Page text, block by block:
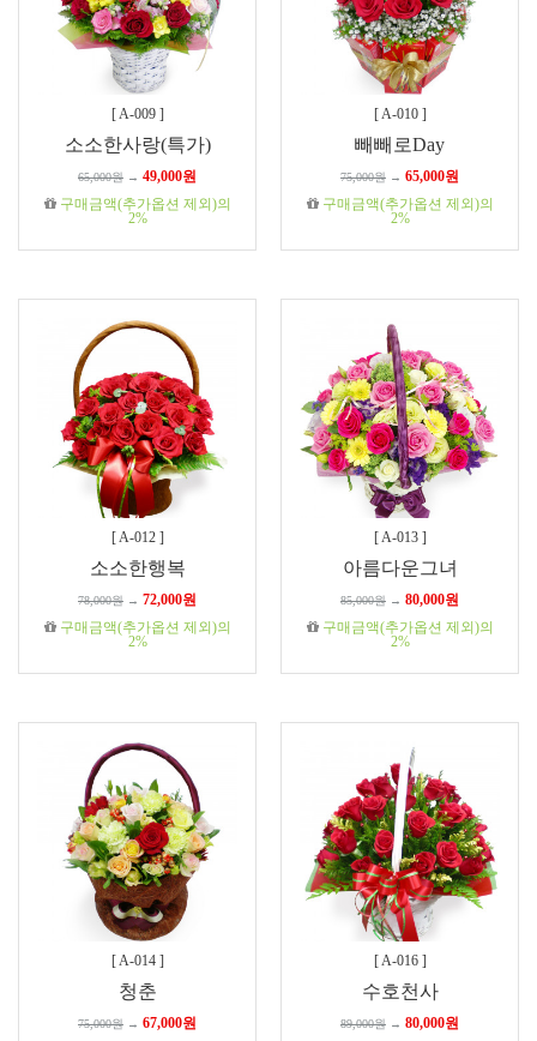
[A-009 ]
소소한사랑(특가)
65,000원 → 49,000원
구매금액(추가옵션 제외)의
2%
[A-010 ]
빼빼로Day
75,000원 → 65,000원
구매금액(추가옵션 제외)의
2%
[A-012 ]
소소한행복
78,000원 → 72,000원
구매금액(추가옵션 제외)의
2%
[A-013 ]
아름다운그녀
85,000원 → 80,000원
구매금액(추가옵션 제외)의
2%
[A-014 ]
청춘
75,000원 → 67,000원
[A-016 ]
수호천사
89,000원 → 80,000원